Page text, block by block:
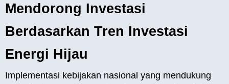
Mendorong Investasi
Berdasarkan Tren Investasi
Energi Hijau
Implementasi kebijakan nasional yang mendukung